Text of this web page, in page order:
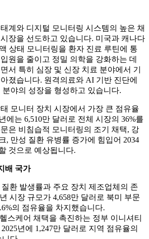
계와 디지털 모니터링 시스템의 높은 채
장을 선도하고 있습니다. 미국과 캐나다
상태 모니터링을 환자 진료 루틴에 통
원을 줄이고 정밀 의학을 강화하는 데
서 특히 심장 및 신장 치료 분야에서 기
졌습니다. 원격의료와 AI 기반 진단에
야의 성장을 형성하고 있습니다.
모니터 장치 시장에서 가장 큰 점유율
에는 6,510만 달러로 전체 시장의 36%를
은 비침습적 모니터링의 조기 채택, 강
, 만성 질환 유병률 증가에 힘입어 2034
것으로 예상됩니다.
배 국가
환 발생률과 주요 장치 제조업체의 존
시장 규모가 4,658만 달러로 북미 부문
의 점유율을 차지했습니다.
스케어 채택을 촉진하는 정부 이니셔티
년에 1,247만 달러로 지역 점유율의